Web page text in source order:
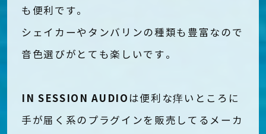
も便利です。
シェイカーやタンバリンの種類も豊富なので
音色選びがとても楽しいです。
IN SESSION AUDIO は便利な痒いところに
手が届く系のプラグインを販売してるメーカ